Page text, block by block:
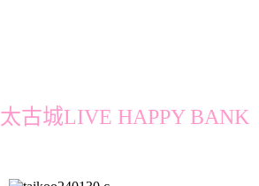
古城LIVE HAPPY BANK